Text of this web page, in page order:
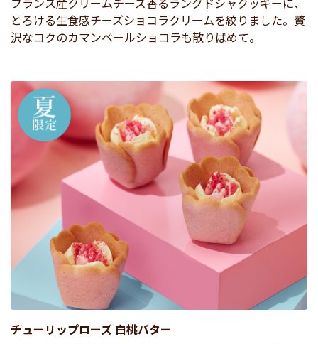
とろける生食感チーズショコラクリームを絞りました。贅
沢なコクのカマンベールショコラも散りばめて。
チューリップローズ 白桃バター